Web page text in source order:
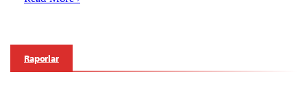
Raporlar